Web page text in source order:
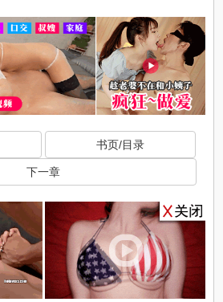
书页/目录
下一章